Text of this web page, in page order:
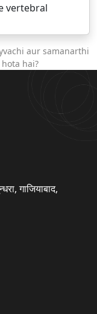
vertebral
aur samanarthi
hai?
गाजियाबाद,